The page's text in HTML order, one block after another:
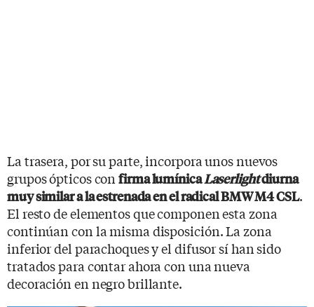
La trasera, por su parte, incorpora unos nuevos
grupos ópticos confirma lumínicaLaserlightdiurna
muy similar a la estrenada en el radical BMW M4 CSL.
El resto de elementos que componen esta zona
continúan con la misma disposición. La zona
inferior del parachoques y el difusor sí han sido
tratados para contar ahora con una nueva
decoración en negro brillante.